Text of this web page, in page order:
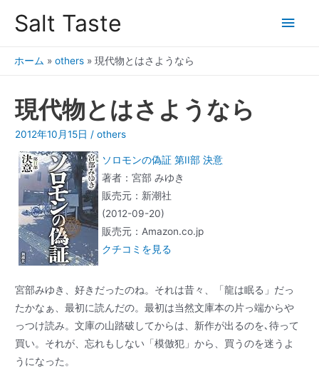
Salt Taste
ホーム » others » 現代物とはさようなら
現代物とはさようなら
2012年10月15日 /others
ソロモンの偽証 第II部 決意
著者：宮部 みゆき
販売元：新潮社
(2012-09-20)
販売元：Amazon.co.jp
クチコミを見る
宮部みゆき、好きだったのね。それは昔々、「龍は眠る」だっ
たかなぁ、最初に読んだの。最初は当然文庫本の片っ端からや
っつけ読み。文庫の山踏破してからは、新作が出るのを､待って
買い。それが、忘れもしない「模倣犯」から、買うのを迷うよ
うになった。